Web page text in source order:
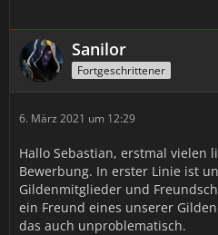
Sanilor
Fortgeschrittener
6. März 2021 um 12:29
Hallo Sebastian, erstmal vielen
Bewerbung. In erster Linie ist
Gildenmitglieder und
ein Freund eines unserer
das auch unproblematisch.